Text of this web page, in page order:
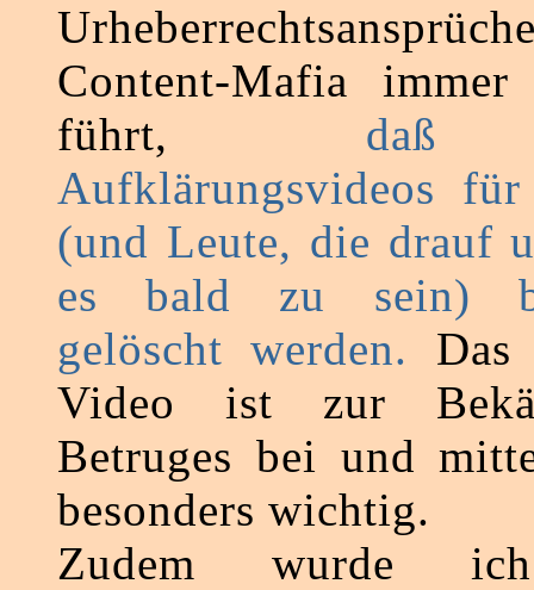
Content-Mafia
führt, daß
Aufklärungsvideos
(und Leute, die drauf
es bald zu sein)
gelöscht werden. Das
Video ist zur
Betruges bei und
besonders wichtig.
Zudem wurde